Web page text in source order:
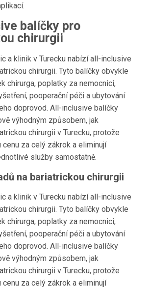
balíčky pro
chirurgii
a klinik v Turecku nabízí all-inclusive
chirurgii. Tyto balíčky obvykle
chirurga, poplatky za nemocnici,
pooperační péči a ubytování
doprovod. All-inclusive balíčky
výhodným způsobem, jak
chirurgii v Turecku, protože
cenu za celý zákrok a eliminují
služby samostatně.
na bariatrickou chirurgii
a klinik v Turecku nabízí all-inclusive
chirurgii. Tyto balíčky obvykle
chirurga, poplatky za nemocnici,
pooperační péči a ubytování
doprovod. All-inclusive balíčky
výhodným způsobem, jak
chirurgii v Turecku, protože
cenu za celý zákrok a eliminují